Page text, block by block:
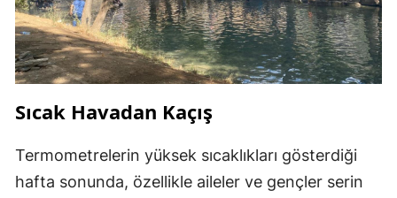
Sıcak Havadan Kaçış
Termometrelerin yüksek sıcaklıkları gösterdiği
hafta sonunda, özellikle aileler ve gençler serin